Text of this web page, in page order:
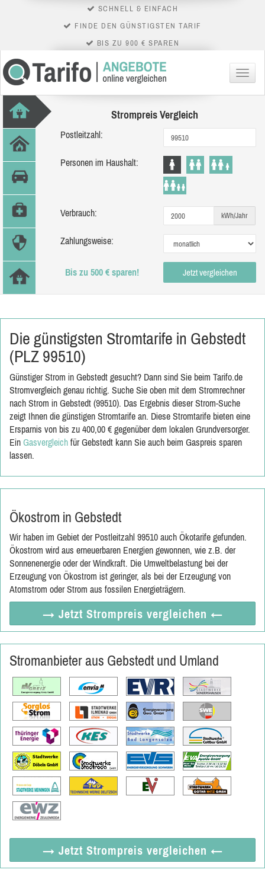
SCHNELL & EINFACH
FINDE DEN GÜNSTIGSTEN TARIF
BIS ZU 900 € SPAREN
Menü
Strompreis Vergleich
Postleitzahl:
Personen im Haushalt:
Verbrauch: kWh/Jahr
Zahlungsweise:
Bis zu 500 € sparen! Jetzt vergleichen
Die günstigsten Stromtarife in Gebstedt
(PLZ 99510)
Günstiger Strom in Gebstedt gesucht? Dann sind Sie beim Tarifo.de
Stromvergleich genau richtig. Suche Sie oben mit dem Stromrechner
nach Strom in Gebstedt (99510). Das Ergebnis dieser Strom-Suche
zeigt Ihnen die günstigen Stromtarife an. Diese Stromtarife bieten eine
Ersparnis von bis zu 400,00 € gegenüber dem lokalen Grundversorger.
Ein Gasvergleich für Gebstedt kann Sie auch beim Gaspreis sparen
lassen.
Ökostrom in Gebstedt
Wir haben im Gebiet der Postleitzahl 99510 auch Ökotarife gefunden.
Ökostrom wird aus erneuerbaren Energien gewonnen, wie z.B. der
Sonnenenergie oder der Windkraft. Die Umweltbelastung bei der
Erzeugung von Ökostrom ist geringer, als bei der Erzeugung von
Atomstrom oder Strom aus fossilen Energieträgern.
→ Jetzt Strompreis vergleichen ←
Stromanbieter aus Gebstedt und Umland
→ Jetzt Strompreis vergleichen ←